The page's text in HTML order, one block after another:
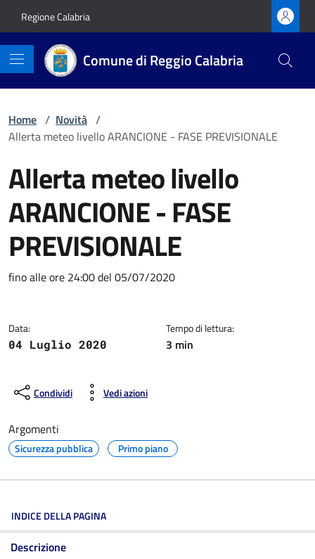
Regione Calabria
Comune di Reggio Calabria
Home / Novità /
Allerta meteo livello ARANCIONE - FASE PREVISIONALE
Allerta meteo livello
ARANCIONE - FASE
PREVISIONALE
Dettagli della notizia
fino alle ore 24:00 del 05/07/2020
Data:
04 Luglio 2020
Tempo di lettura:
3 min
Condividi Vedi azioni
Argomenti
Sicurezza pubblica Primo piano
INDICE DELLA PAGINA
Descrizione